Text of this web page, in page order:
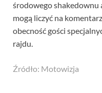
środowego shakedownu
mogą liczyć na
obecność gości
rajdu.
Źródło: Motowizja